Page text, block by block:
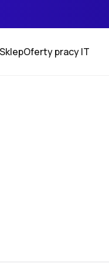
SklepOferty pracy IT